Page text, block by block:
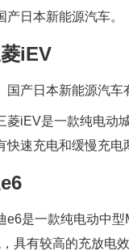
产日本新能源汽车。
iEV
菱iEV是一款纯电动
快速充电和缓慢充电
e6是一款纯电动中
具有较高的充放电